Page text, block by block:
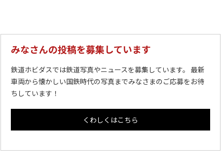
みなさんの投稿を募集しています
鉄道ホビダスでは鉄道写真やニュースを募集しています。 最新
車両から懐かしい国鉄時代の写真までみなさまのご応募をお待
ちしています！
くわしくはこちら